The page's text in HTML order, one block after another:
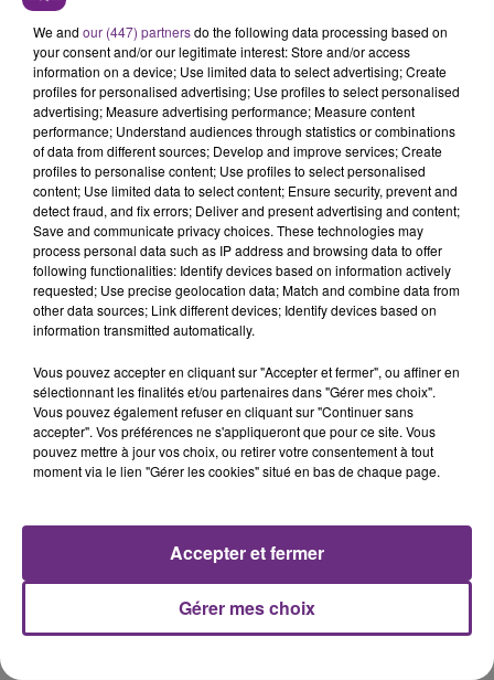
14h00
14h00
CHRISTOPHE MAE
La Lune
13h58
13h58
DJ GOJA & JASON DERULO &
MELODY
Mi Chico
13h54
13h54
BEYONCE
Texas Hold'em
13h46
13h46
JOSEF SALVAT
Open Season (une Autre
We and our (447) partnersdo the following data processing based on
your consent and/or our legitimate interest: Store and/or access
information on a device; Use limited data to select advertising; Create
profiles for personalised advertising; Use profiles to select personalised
advertising; Measure advertising performance; Measure content
performance; Understand audiences through statistics or combinations
of data from different sources; Develop and improve services; Create
profiles to personalise content; Use profiles to select personalised
content; Use limited data to select content; Ensure security, prevent and
detect fraud, and fix errors; Deliver and present advertising and content;
Save and communicate privacy choices. These technologies may
process personal data such as IP address and browsing data to offer
following functionalities: Identify devices based on information actively
requested; Use precise geolocation data; Match and combine data from
other data sources; Link different devices; Identify devices based on
information transmitted automatically.
Vous pouvez accepter en cliquant sur "Accepter et fermer", ou affiner en
sélectionnant les finalités et/ou partenaires dans "Gérer mes choix".
Vous pouvez également refuser en cliquant sur "Continuer sans
accepter". Vos préférences ne s'appliqueront que pour ce site. Vous
pouvez mettre à jour vos choix, ou retirer votre consentement à tout
moment via le lien "Gérer les cookies" situé en bas de chaque page.
Gérer mes choix
Accepter et fermer